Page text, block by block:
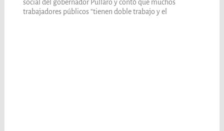
social del gobernador Pullaro y contó que muchos
trabajadores públicos “tienen doble trabajo y el